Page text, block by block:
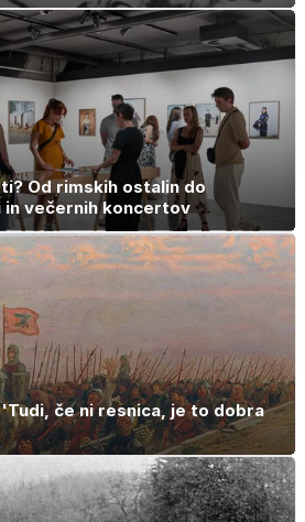
Od rimskih ostalin do
večernih koncertov
če ni resnica, je to dobra